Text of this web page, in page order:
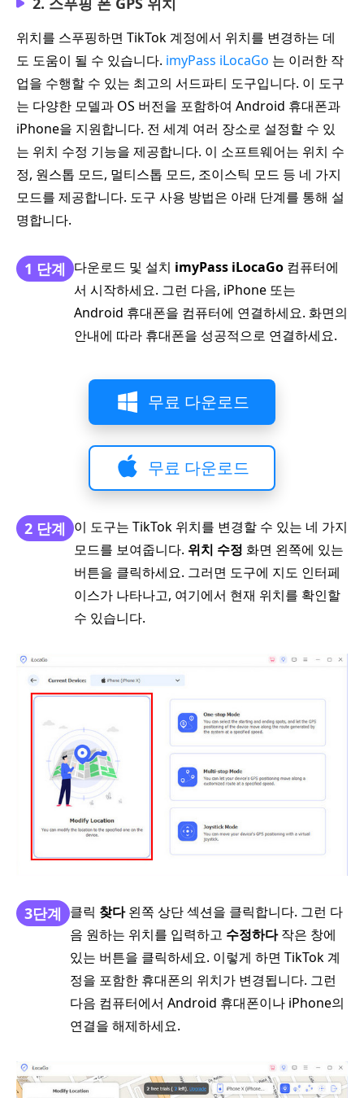
위치를 스푸핑하면 TikTok 계정에서 위치를 변경하는 데
도 도움이 될 수 있습니다. imyPass iLocaGo 는 이러한 작
업을 수행할 수 있는 최고의 서드파티 도구입니다. 이 도구
는 다양한 모델과 OS 버전을 포함하여 Android 휴대폰과
iPhone을 지원합니다. 전 세계 여러 장소로 설정할 수 있
는 위치 수정 기능을 제공합니다. 이 소프트웨어는 위치 수
정, 원스톱 모드, 멀티스톱 모드, 조이스틱 모드 등 네 가지
모드를 제공합니다. 도구 사용 방법은 아래 단계를 통해 설
명합니다.
1 단계 다운로드 및 설치 imyPass iLocaGo 컴퓨터에
서 시작하세요. 그런 다음, iPhone 또는
Android 휴대폰을 컴퓨터에 연결하세요. 화면의
안내에 따라 휴대폰을 성공적으로 연결하세요.
무료 다운로드
무료 다운로드
2 단계 이 도구는 TikTok 위치를 변경할 수 있는 네 가지
모드를 보여줍니다. 위치 수정 화면 왼쪽에 있는
버튼을 클릭하세요. 그러면 도구에 지도 인터페
이스가 나타나고, 여기에서 현재 위치를 확인할
수 있습니다.
3단계 클릭 찾다왼쪽 상단 섹션을 클릭합니다. 그런 다
음 원하는 위치를 입력하고 수정하다작은 창에
있는 버튼을 클릭하세요. 이렇게 하면 TikTok 계
정을 포함한 휴대폰의 위치가 변경됩니다. 그런
다음 컴퓨터에서 Android 휴대폰이나 iPhone의
연결을 해제하세요.